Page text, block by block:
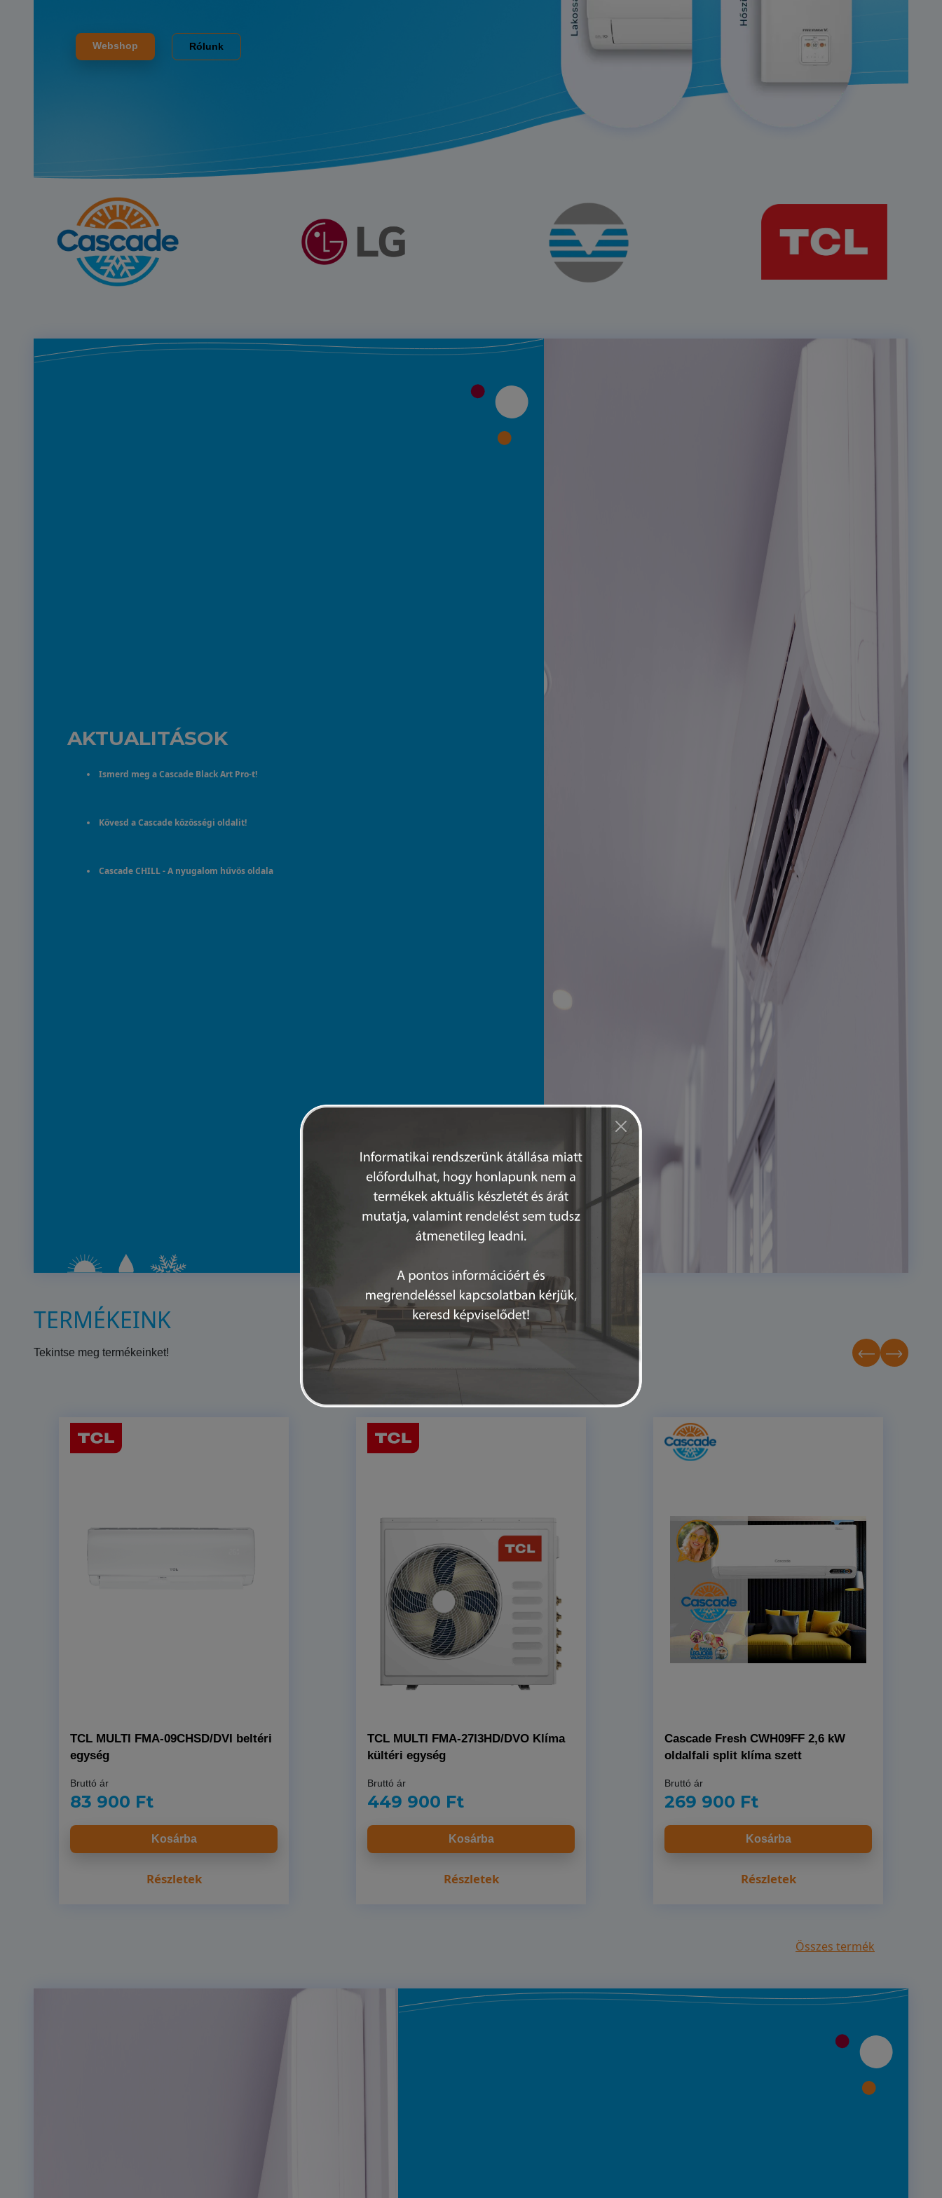
Webshop Rólunk
AKTUALITÁSOK
Ismerd meg a Cascade Black Art Pro-t!
Kövesd a Cascade közösségi oldalit!
Cascade CHILL - A nyugalom hűvös oldala
TERMÉKEINK
Tekintse meg termékeinket!
Cascade Nordic Save CWH12NS 3,5
kW oldalfali split klíma szett
Bruttó ár
299 900 Ft
Kosárba
Részletek
Cascade Nordic Save CWH18NS 5,1
kW oldalfali split klíma szett
Bruttó ár
384 900 Ft
Kosárba
Részletek
CLIVET EZCOOL HEAT 27M klíma
szett
Bruttó ár
244 900 Ft
Kosárba
Részletek
Összes termék